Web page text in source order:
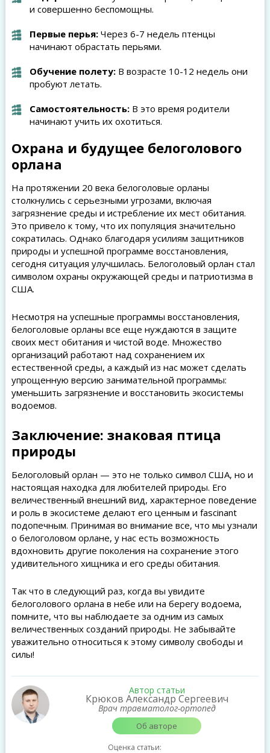
и совершенно беспомощны.
Первые перья:Через 6-7 недель птенцы
начинают обрастать перьями.
Обучение полету:В возрасте 10-12 недель они
пробуют летать.
Самостоятельность:В это время родители
начинают учить их охотиться.
Охрана и будущее белоголового
орлана
На протяжении 20 века белоголовые орланы
столкнулись с серьезными угрозами, включая
загрязнение среды и истребление их мест обитания.
Это привело к тому, что их популяция значительно
сократилась. Однако благодаря усилиям защитников
природы и успешной программе восстановления,
сегодня ситуация улучшилась. Белоголовый орлан стал
символом охраны окружающей среды и патриотизма в
США.
Несмотря на успешные программы восстановления,
белоголовые орланы все еще нуждаются в защите
своих мест обитания и чистой воде. Множество
организаций работают над сохранением их
естественной среды, а каждый из нас может сделать
упрощенную версию занимательной программы:
уменьшить загрязнение и восстановить экосистемы
водоемов.
Заключение: знаковая птица
природы
Белоголовый орлан — это не только символ США, но и
настоящая находка для любителей природы. Его
величественный внешний вид, характерное поведение
и роль в экосистеме делают его ценным и fascinant
подопечным. Принимая во внимание все, что мы узнали
о белоголовом орлане, у нас есть возможность
вдохновить другие поколения на сохранение этого
удивительного хищника и его среды обитания.
Так что в следующий раз, когда вы увидите
белоголового орлана в небе или на берегу водоема,
помните, что вы наблюдаете за одним из самых
величественных созданий природы. Не забывайте
уважительно относиться к этому символу свободы и
силы!
Автор статьи
Крюков Александр Сергеевич
Врач травматолог-ортопед
Об авторе
Оценка статьи: